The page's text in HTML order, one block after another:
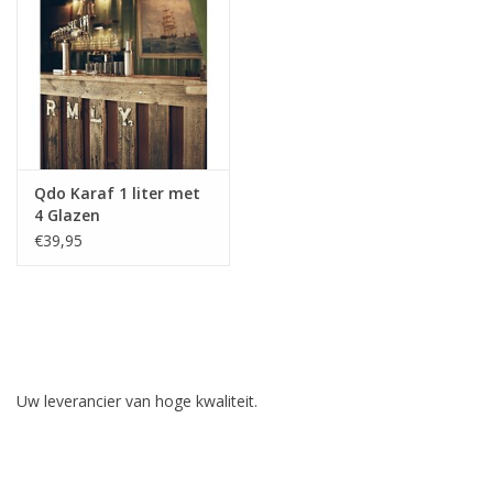
Qdo Karaf 1 liter met
4 Glazen
€39,95
Uw leverancier van hoge kwaliteit.